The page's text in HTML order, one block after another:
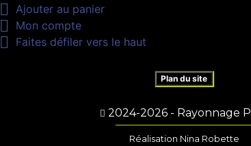
 Ajouter au panier
 Mon compte
 Faites défiler vers le haut
Plan du site
2024-2026 - Rayonnage
Réalisation Nina Robette